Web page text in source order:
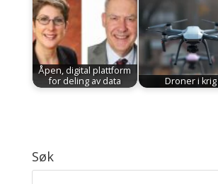
Åpen, digital plattform
for deling av data
Droner i krig
Søk